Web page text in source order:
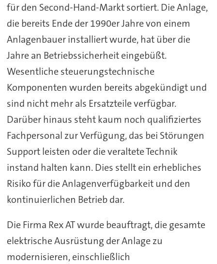
für den Second-Hand-Markt sortiert. Die Anlage,
die bereits Ende der 1990er Jahre von einem
Anlagenbauer installiert wurde, hat über die
Jahre an Betriebssicherheit eingebüßt.
Wesentliche steuerungstechnische
Komponenten wurden bereits abgekündigt und
sind nicht mehr als Ersatzteile verfügbar.
Darüber hinaus steht kaum noch qualifiziertes
Fachpersonal zur Verfügung, das bei Störungen
Support leisten oder die veraltete Technik
instand halten kann. Dies stellt ein erhebliches
Risiko für die Anlagenverfügbarkeit und den
kontinuierlichen Betrieb dar.
Die Firma Rex AT wurde beauftragt, die gesamte
elektrische Ausrüstung der Anlage zu
modernisieren, einschließlich